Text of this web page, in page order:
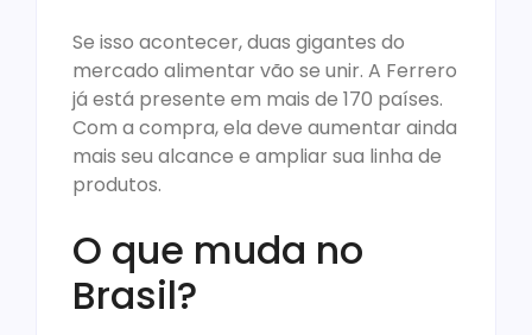
Se isso acontecer, duas gigantes do
mercado alimentar vão se unir. A Ferrero
já está presente em mais de 170 países.
Com a compra, ela deve aumentar ainda
mais seu alcance e ampliar sua linha de
produtos.
O que muda no
Brasil?